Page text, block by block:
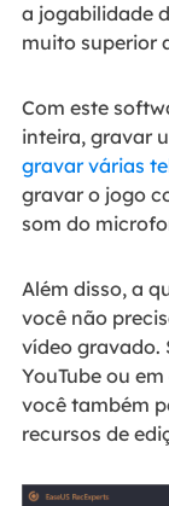
a jogabilidade
muito superior
Com este
inteira, gravar
gravar várias
gravar o jogo
som do
Além disso, a
você não
vídeo gravado.
YouTube ou
você também
recursos de